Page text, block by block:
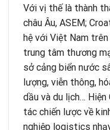
Với vị thế là thành
châu Âu, ASEM;
hệ với Việt Nam
trung tâm thương
sở cảng biển nước
lượng, viễn thông,
dầu và du lịch…
tác chiến lược về
nghiệp logistics